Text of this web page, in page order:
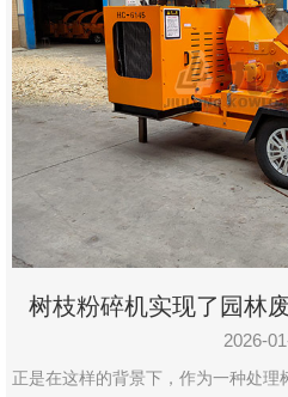
树枝粉碎机实现了园林
2026-
正是在这样的背景下，作为一种处理